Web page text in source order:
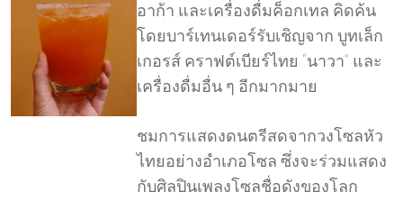
อาก้า และเครื่องดื่มค็อกเทล คิดค้น
โดยบาร์เทนเดอร์รับเชิญจาก บูทเล็ก
เกอรส์ คราฟต์เบียร์ไทย “นาวา” และ
เครื่องดื่มอื่น ๆ อีกมากมาย
ชมการแสดงดนตรีสดจากวงโซลหัว
ไทยอย่างอำเภอโซล ซึ่งจะร่วมแสดง
กับศิลปินเพลงโซลชื่อดังของโลก